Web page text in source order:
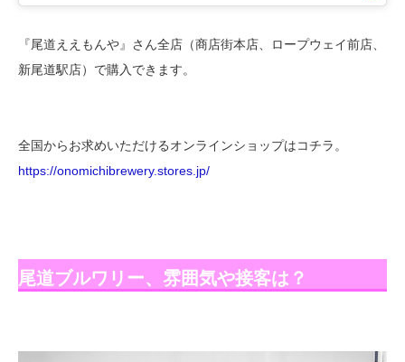
『尾道ええもんや』さん全店（商店街本店、ロープウェイ前店、
新尾道駅店）で購入できます。
全国からお求めいただけるオンラインショップはコチラ。
https://onomichibrewery.stores.jp/
尾道ブルワリー、雰囲気や接客は？